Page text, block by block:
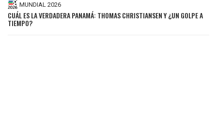
MUNDIAL 2026
CUÁL ES LA VERDADERA PANAMÁ: THOMAS CHRISTIANSEN Y ¿UN GOLPE A
TIEMPO?